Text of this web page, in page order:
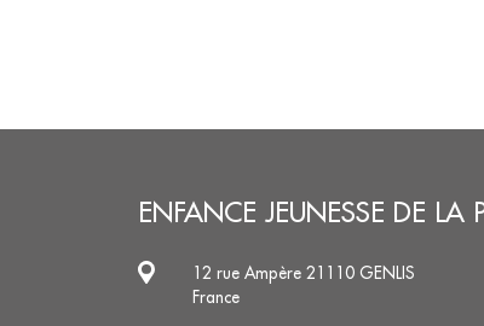
ENFANCE JEUNESSE DE
12 rue Ampère 21110 GENLIS
France